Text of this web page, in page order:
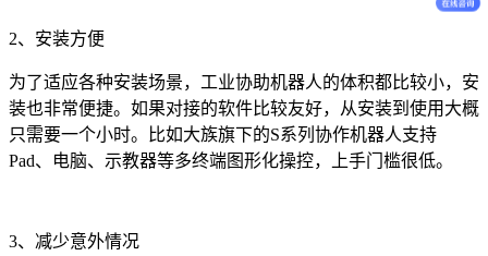
2、安装方便
为了适应各种安装场景，工业协助机器人的体积都比较小，安
装也非常便捷。如果对接的软件比较友好，从安装到使用大概
只需要一个小时。比如大族旗下的S系列协作机器人支持
Pad、电脑、示教器等多终端图形化操控，上手门槛很低。
3、减少意外情况